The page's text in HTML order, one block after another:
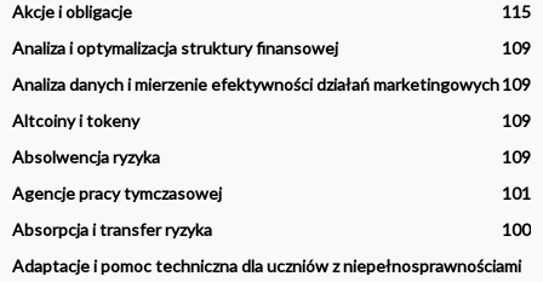
Akcje i obligacje
115
Analiza i optymalizacja struktury finansowej
109
Analiza danych i mierzenie efektywności działań marketingowych109
Altcoiny i tokeny
109
Absolwencja ryzyka
109
Agencje pracy tymczasowej
101
Absorpcja i transfer ryzyka
100
Adaptacje i pomoc techniczna dla uczniów z niepełnosprawnościami